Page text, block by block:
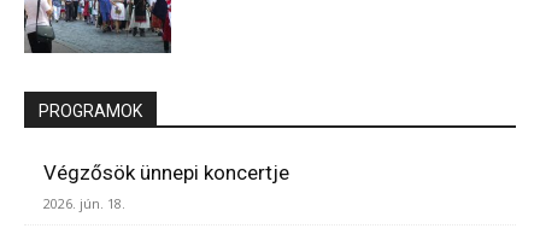
PROGRAMOK
Végzősök ünnepi koncertje
2026. jún. 18.